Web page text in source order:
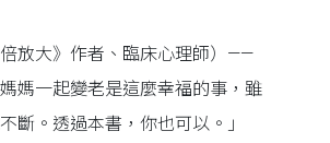
放大》作者、臨床心理師）——
媽媽一起變老是這麼幸福的事，雖
斷。透過本書，你也可以。」